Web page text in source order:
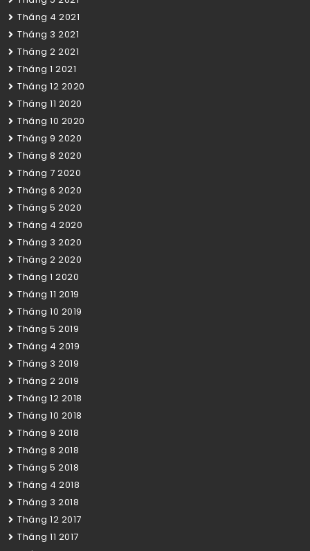
Tháng 4 2021
Tháng 3 2021
Tháng 2 2021
Tháng 1 2021
Tháng 12 2020
Tháng 11 2020
Tháng 10 2020
Tháng 9 2020
Tháng 8 2020
Tháng 7 2020
Tháng 6 2020
Tháng 5 2020
Tháng 4 2020
Tháng 3 2020
Tháng 2 2020
Tháng 1 2020
Tháng 11 2019
Tháng 10 2019
Tháng 5 2019
Tháng 4 2019
Tháng 3 2019
Tháng 2 2019
Tháng 12 2018
Tháng 10 2018
Tháng 9 2018
Tháng 8 2018
Tháng 5 2018
Tháng 4 2018
Tháng 3 2018
Tháng 12 2017
Tháng 11 2017